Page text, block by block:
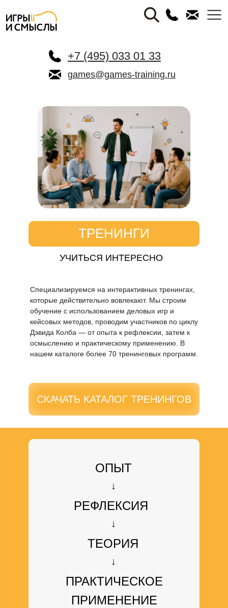
+7 (495) 033 01 33
games@games-training.ru
ТРЕНИНГИ
УЧИТЬСЯ ИНТЕРЕСНО
Специализируемся на интерактивных тренингах,
которые действительно вовлекают. Мы строим
обучение с использованием деловых игр и
кейсовых методов, проводим участников по циклу
Дэвида Колба — от опыта к рефлексии, затем к
осмыслению и практическому применению. В
нашем каталоге более 70 тренинговых программ.
СКАЧАТЬ КАТАЛОГ ТРЕНИНГОВ
РЕФЛЕКСИЯ
↓
↓
↓
ТЕОРИЯ
ПРАКТИЧЕСКОЕ
ПРИМЕНЕНИЕ
ОПЫТ